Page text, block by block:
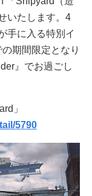
いたします。4
手に入る特別イ
期間限定となり
』でお過ごし
」
5790